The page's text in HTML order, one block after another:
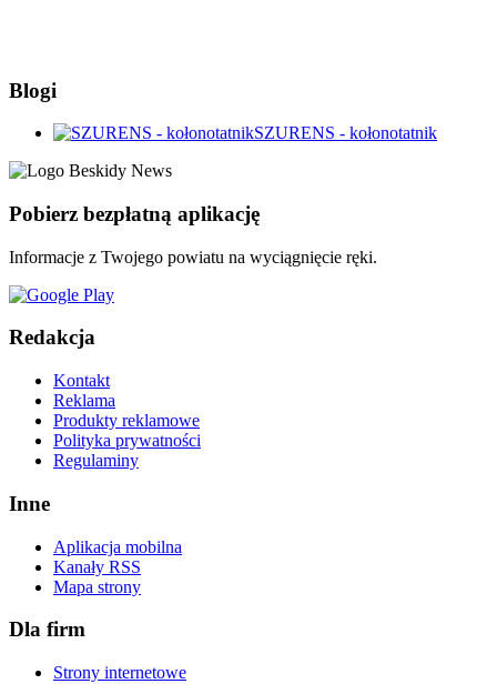
Blogi
SZURENS - kołonotatnik
Pobierz bezpłatną aplikację
Informacje z Twojego powiatu na wyciągnięcie ręki.
Redakcja
Kontakt
Reklama
Produkty reklamowe
Polityka prywatności
Regulaminy
Inne
Aplikacja mobilna
Kanały RSS
Mapa strony
Dla firm
Strony internetowe